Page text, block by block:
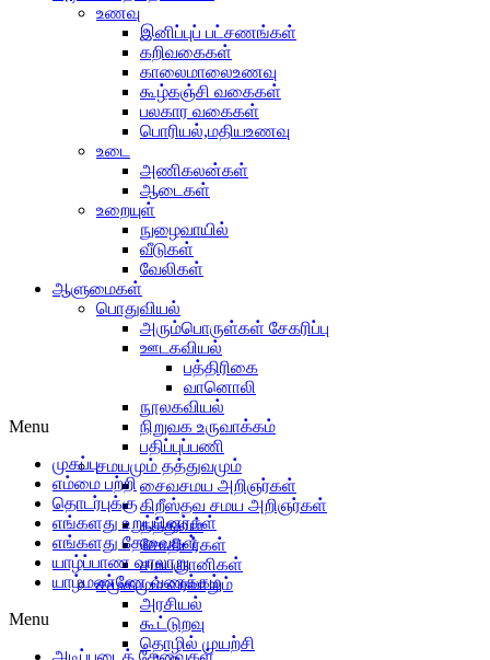
உணவு
இனிப்புப் பட்சணங்கள்
கறிவகைகள்
காலைமாலைஉணவு
கூழ்கஞ்சி வகைகள்
பலகார வகைகள்
பொரியல்,மதியஉணவு
உடை
அணிகலன்கள்
ஆடைகள்
உறையுள்
நுழைவாயில்
வீடுகள்
வேலிகள்
ஆளுமைகள்
பொதுவியல்
அரும்பொருள்கள் சேகரிப்பு
ஊடகவியல்
பத்திரிகை
வானொலி
நூலகவியல்
நிறுவக உருவாக்கம்
பதிப்புப்பணி
சமயமும் தத்துவமும்
சைவசமய அறிஞர்கள்
கிறீஸ்தவ சமய அறிஞர்கள்
தத்துவம்
சோதிடர்கள்
சமயஞானிகள்
சமூகமும் வரலாறும்
அரசியல்
கூட்டுறவு
தொழில் முயற்சி
Menu
முகப்பு
எம்மை பற்றி
தொடர்புக்கு
எங்களது உறுப்பினர்கள்
எங்களது தேவைகள்
யாழ்ப்பாண வரலாறு
யாழ்மண்ணே வணக்கம்
Menu
அடிப்படைத் தேவைகள்